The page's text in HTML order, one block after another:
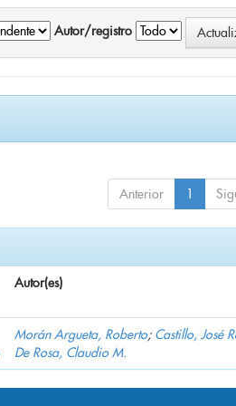
Autor/registro
Anterior 1
Autor(es)
Morán Argueta, Roberto; Castillo, José
De Rosa, Claudio M.